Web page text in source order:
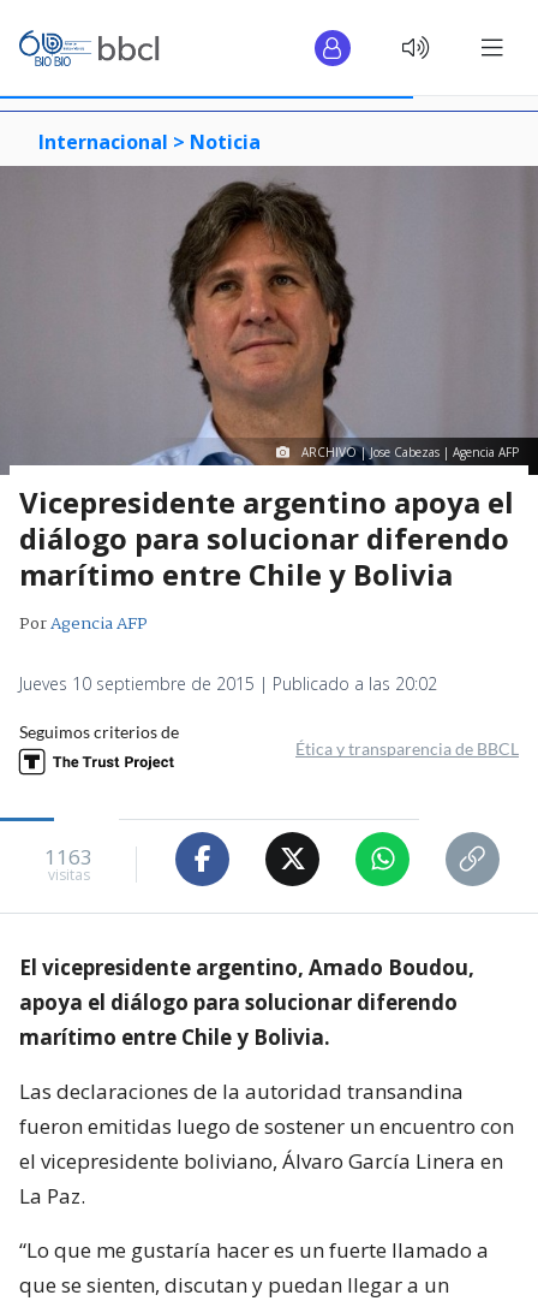
Internacional > Noticia
ARCHIVO | Jose Cabezas | Agencia AFP
Vicepresidente argentino apoya el
diálogo para solucionar diferendo
marítimo entre Chile y Bolivia
PorAgencia AFP
Jueves 10 septiembre de 2015 | Publicado a las 20:02
Seguimos criterios de
Ética y transparencia de BBCL
1163
visitas
El vicepresidente argentino, Amado Boudou,
apoya el diálogo para solucionar diferendo
marítimo entre Chile y Bolivia.
Las declaraciones de la autoridad transandina
fueron emitidas luego de sostener un encuentro con
el vicepresidente boliviano, Álvaro García Linera en
La Paz.
“Lo que me gustaría hacer es un fuerte llamado a
que se sienten, discutan y puedan llegar a un